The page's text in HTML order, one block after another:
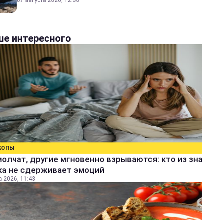
интересного
другие мгновенно взрываются: кто из
не сдерживает эмоций
2026, 11:43